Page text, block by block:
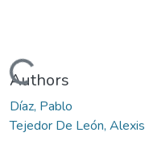
Cargando...
Authors
Díaz, Pablo
Tejedor De León, Alexis